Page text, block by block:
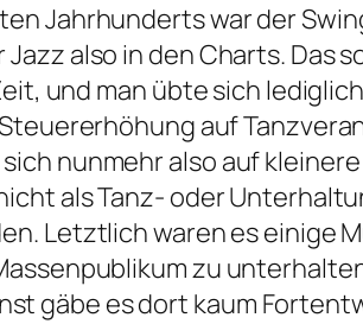
Jahrhunderts war der
also in den Charts. Das
und man übte sich
auf
nunmehr also auf
als Tanz- oder
Letztlich waren es einige
zu
gäbe es dort kaum